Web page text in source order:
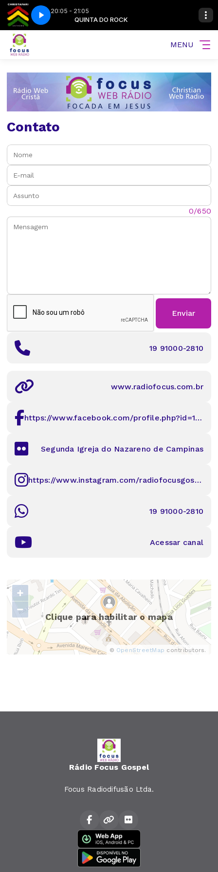
20:05 - 21:05
QUINTA DO ROCK
God Christafari - Our God
MENU
Contato
Nome:
E-mail:
Assunto:
0/650
Enviar
19 91000-2810
www.radiofocus.com.br
https://www.facebook.com/profile.php?id=100088561125797
Segunda Igreja do Nazareno de Campinas
https://www.instagram.com/radiofocusgospel/
19 91000-2810
Acessar canal
Clique para habilitar o mapa
+
−
© OpenStreetMap contributors.
Rádio Focus Gospel
Focus Radiodifusão Ltda.